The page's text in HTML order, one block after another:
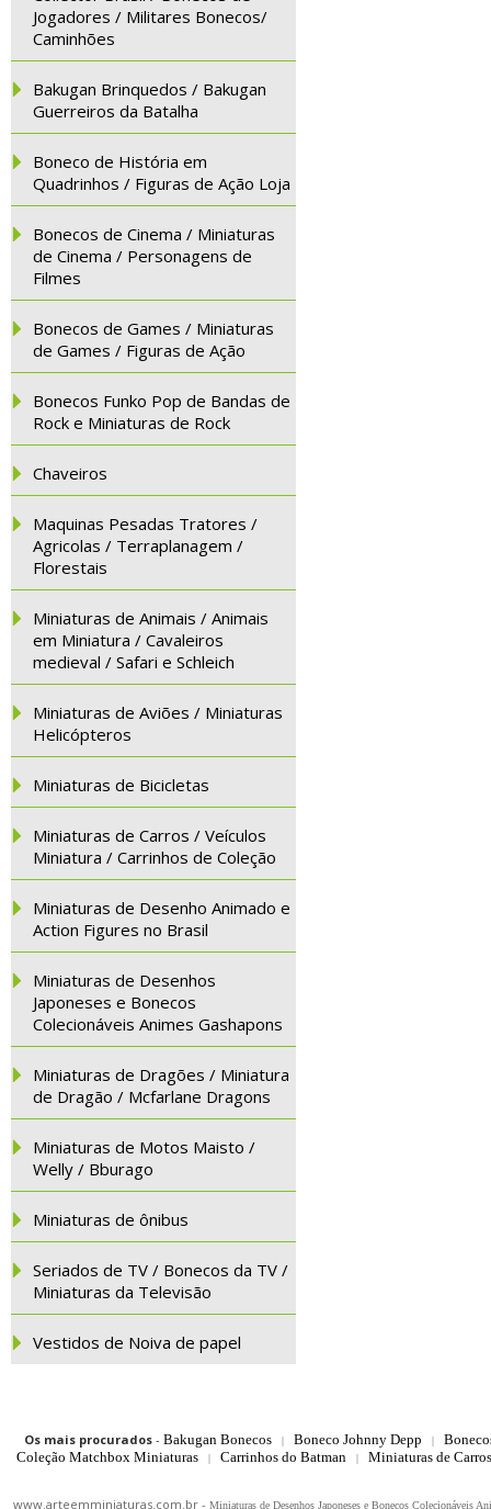
Jogadores / Militares Bonecos/
Caminhões
Bakugan Brinquedos / Bakugan
Guerreiros da Batalha
Boneco de História em
Quadrinhos / Figuras de Ação Loja
Bonecos de Cinema / Miniaturas
de Cinema / Personagens de
Filmes
Bonecos de Games / Miniaturas
de Games / Figuras de Ação
Bonecos Funko Pop de Bandas de
Rock e Miniaturas de Rock
Chaveiros
Maquinas Pesadas Tratores /
Agricolas / Terraplanagem /
Florestais
Miniaturas de Animais / Animais
em Miniatura / Cavaleiros
medieval / Safari e Schleich
Miniaturas de Aviões / Miniaturas
Helicópteros
Miniaturas de Bicicletas
Miniaturas de Carros / Veículos
Miniatura / Carrinhos de Coleção
Miniaturas de Desenho Animado e
Action Figures no Brasil
Miniaturas de Desenhos
Japoneses e Bonecos
Colecionáveis Animes Gashapons
Miniaturas de Dragões / Miniatura
de Dragão / Mcfarlane Dragons
Miniaturas de Motos Maisto /
Welly / Bburago
Miniaturas de ônibus
Seriados de TV / Bonecos da TV /
Miniaturas da Televisão
Vestidos de Noiva de papel
Os mais procurados- Bakugan Bonecos | Boneco Johnny Depp |
Coleção Matchbox Miniaturas
| Carrinhos do Batman | Miniaturas de
www.arteemminiaturas.com.br - Miniaturas de Desenhos Japoneses e Bonecos Colecionáveis